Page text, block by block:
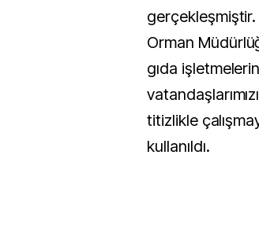
gerçekleşmiştir.
Orman
gıda
titizlikle
kullanıldı.